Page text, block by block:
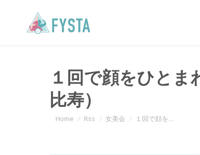
１回で顔をひとま
比寿）
You are here:
Home Rss 女美会 １回で顔を…